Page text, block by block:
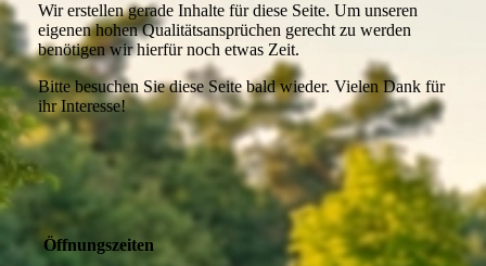
Wir erstellen gerade Inhalte für diese Seite. Um unseren
eigenen hohen Qualitätsansprüchen gerecht zu werden
benötigen wir hierfür noch etwas Zeit.
Bitte besuchen Sie diese Seite bald wieder. Vielen Dank für
ihr Interesse!
Öffnungszeiten